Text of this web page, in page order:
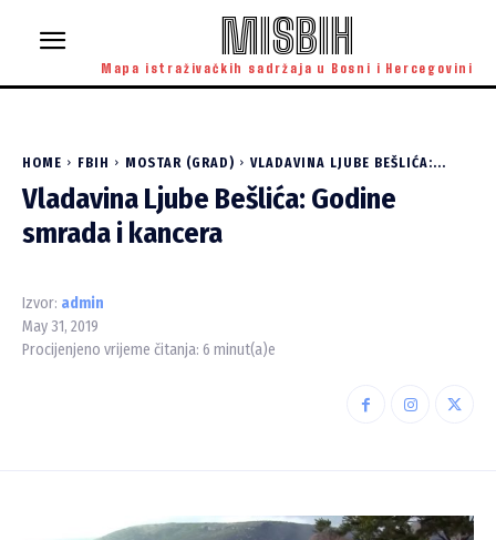
MISBIH
Mapa istraživačkih sadržaja u Bosni i Hercegovini
HOME FBIH MOSTAR (GRAD) VLADAVINA LJUBE BEŠLIĆA:...
Vladavina Ljube Bešlića: Godine
smrada i kancera
Izvor: admin
May 31, 2019
Procijenjeno vrijeme čitanja: 6 minut(a)e